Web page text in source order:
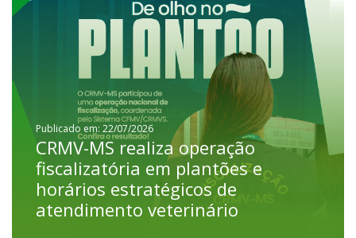
Publicado em: 22/07/2026
CRMV-MS realiza operação
fiscalizatória em plantões e
horários estratégicos de
atendimento veterinário